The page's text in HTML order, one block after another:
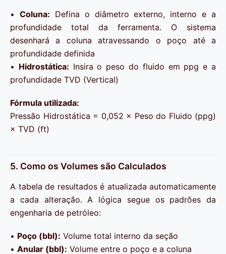
• Coluna: Defina o diâmetro externo, interno e a
profundidade total da ferramenta. O sistema
desenhará a coluna atravessando o poço até a
profundidade definida
• Hidrostática: Insira o peso do fluido em ppg e a
profundidade TVD (Vertical)
Fórmula utilizada:
Pressão Hidrostática = 0,052 × Peso do Fluido (ppg)
× TVD (ft)
5. Como os Volumes são Calculados
A tabela de resultados é atualizada automaticamente
a cada alteração. A lógica segue os padrões da
engenharia de petróleo:
• Poço (bbl): Volume total interno da seção
• Anular (bbl): Volume entre o poço e a coluna